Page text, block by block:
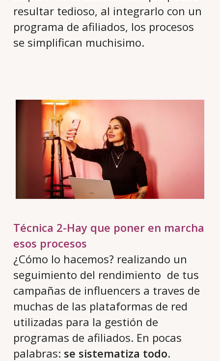
resultar tedioso, al integrarlo con un
programa de afiliados, los procesos
se simplifican muchisimo.
Técnica 2-Hay que poner en marcha
esos procesos
¿Cómo lo hacemos? realizando un
seguimiento del rendimiento de tus
campañas de influencers a traves de
muchas de las plataformas de red
utilizadas para la gestión de
programas de afiliados. En pocas
palabras: se sistematiza todo.